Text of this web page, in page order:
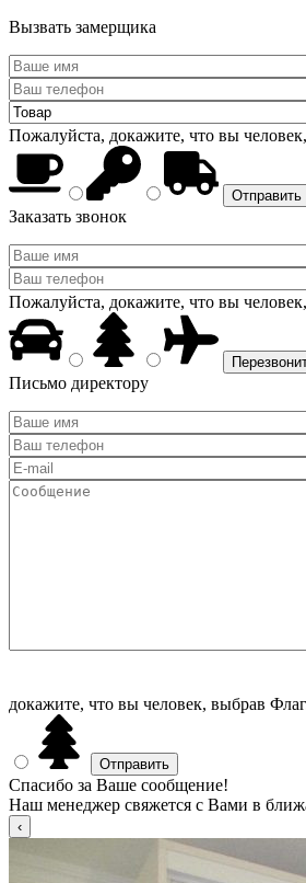
Вызвать замерщика
Пожалуйста, докажите, что вы
Заказать звонок
Пожалуйста, докажите, что вы
Письмо директору
докажите, что вы человек, выбрав Флаг
Спасибо за Ваше сообщение!
Наш менеджер свяжется с Вами в